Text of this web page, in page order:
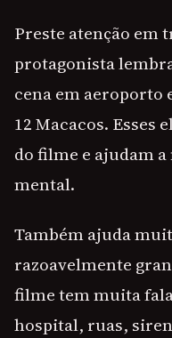
Preste atenção em
protagonista
cena em aeroporto
12 Macacos. Esses
do filme e ajudam
mental.
Também ajuda
razoavelmente
filme tem muita
hospital, ruas,